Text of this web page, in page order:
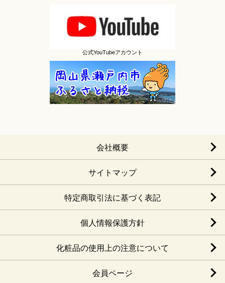
公式YouTubeアカウント
会社概要
サイトマップ
特定商取引法に基づく表記
個人情報保護方針
化粧品の使用上の注意について
会員ページ